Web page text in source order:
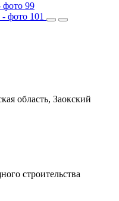
область, Заокский
строительства